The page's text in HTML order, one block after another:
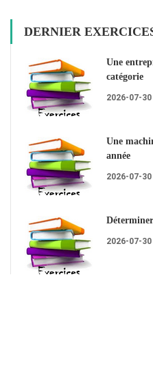
DERNIER
Une
catégorie
2026-07-
Une
année
2026-07-
2026-07-